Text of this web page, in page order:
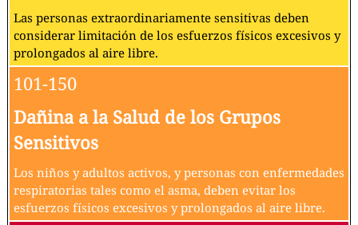
Las personas extraordinariamente sensitivas deben
considerar limitación de los esfuerzos físicos excesivos y
prolongados al aire libre.
101-150
Dañina a la Salud de los Grupos
Sensitivos
Los niños y adultos activos, y personas con enfermedades
respiratorias tales como el asma, deben evitar los
esfuerzos físicos excesivos y prolongados al aire libre.